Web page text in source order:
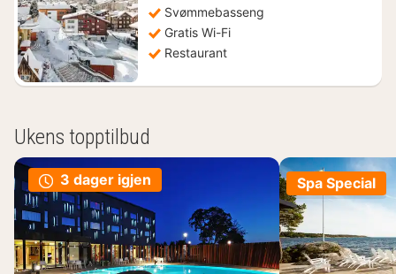
Svømmebasseng
Gratis Wi-Fi
Restaurant
Ukens topptilbud
3 dager igjen Spa Special